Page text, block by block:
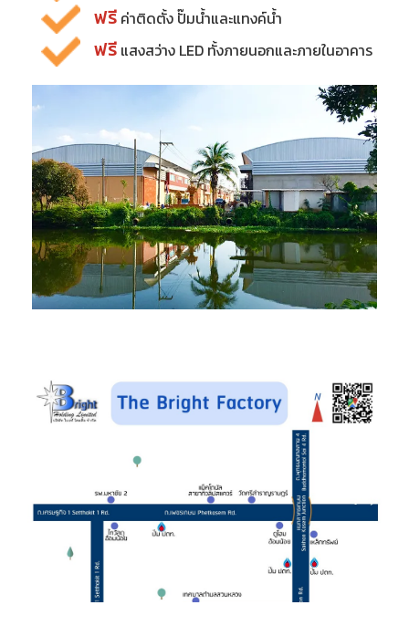
ฟรี ค่าติดตั้ง ปั๊มน้ำและแทงค์น้ำ
ฟรี แสงสว่าง LED ทั้งภายนอกและภายในอาคาร